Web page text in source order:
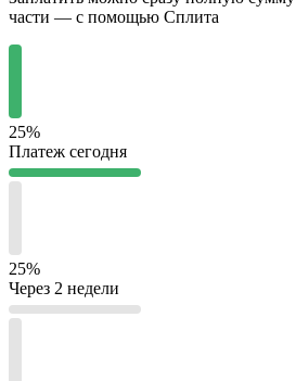
части — с помощью Сплита
25%
Платеж сегодня
25%
Через 2 недели